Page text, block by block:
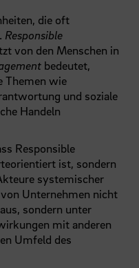
die oft
Responsible
von den Menschen in
bedeutet,
Themen wie
und soziale
Handeln
Responsible
ist, sondern
systemischer
Unternehmen nicht
sondern unter
mit anderen
Umfeld des